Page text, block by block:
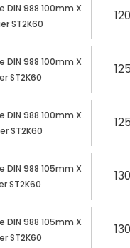
988 100mm X
ST2K60
988 100mm X
ST2K60
988 100mm X
ST2K60
988 105mm X
ST2K60
988 105mm X
ST2K60